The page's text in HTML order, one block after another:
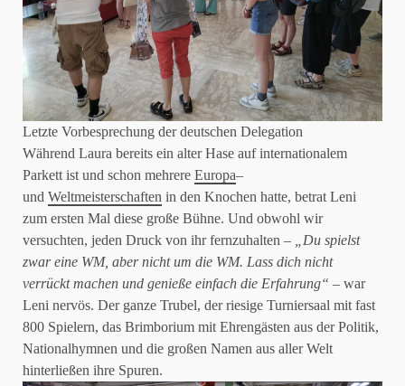
Letzte Vorbesprechung der deutschen Delegation
Während Laura bereits ein alter Hase auf internationalem
Parkett ist und schon mehrere Europa–
und Weltmeisterschaften in den Knochen hatte, betrat Leni
zum ersten Mal diese große Bühne. Und obwohl wir
versuchten, jeden Druck von ihr fernzuhalten –
„Du spielst
zwar eine WM, aber nicht um die WM. Lass dich nicht
verrückt machen und genieße einfach die Erfahrung“ – war
Leni nervös. Der ganze Trubel, der riesige Turniersaal mit fast
800 Spielern, das Brimborium mit Ehrengästen aus der Politik,
Nationalhymnen und die großen Namen aus aller Welt
hinterließen ihre Spuren.